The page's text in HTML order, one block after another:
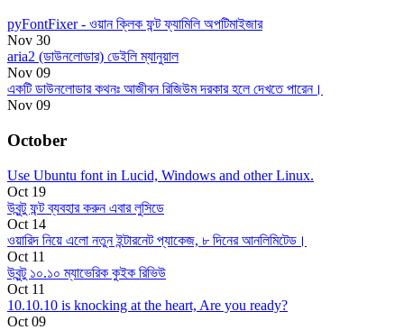
pyFontFixer - ওয়ান ক্লিক ফন্ট ফ্যামিলি অপটিমাইজার
Nov 30
aria2 (ডাউনলোডার) ডেইলি ম্যানুয়াল
Nov 09
একটি ডাউনলোডার কথনঃ আজীবন রিজিউম দরকার হলে দেখতে পারেন।
Nov 09
October
Use Ubuntu font in Lucid, Windows and other Linux.
Oct 19
উবুন্টু ফন্ট ব্যবহার করুন এবার লুসিডে
Oct 14
ওয়ারিদ নিয়ে এলো নতুন ইন্টারনেট প্যাকেজ, ৮ দিনের আনলিমিটেড।
Oct 11
উবুন্টু ১০.১০ ম্যাভেরিক কুইক রিভিউ
Oct 11
10.10.10 is knocking at the heart, Are you ready?
Oct 09